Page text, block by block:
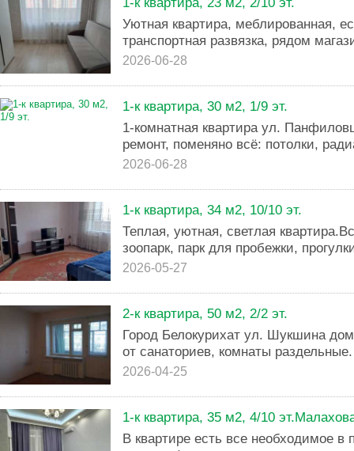
Уютная квартира, меблированная,
транспортная развязка, рядом
2026-06-28
1-к квартира, 30 м2, 1/9 эт.
1-комнатная квартира ул.
ремонт, поменяно всё: потолки,
2026-06-28
1-к квартира, 34 м2, 10/10 эт.
Теплая, уютная, светлая
зоопарк, парк для пробежки,
2026-05-27
2-к квартира, 50 м2, 2/2 эт.
Город Белокурихат ул. Шукшина
от санаториев, комнаты раздельные.
2026-04-25
1-к квартира, 35 м2, 4/10
В квартире есть все необходимое